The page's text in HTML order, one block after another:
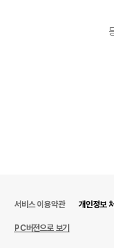
서비스 이용약관 개인정보
PC버전으로 보기